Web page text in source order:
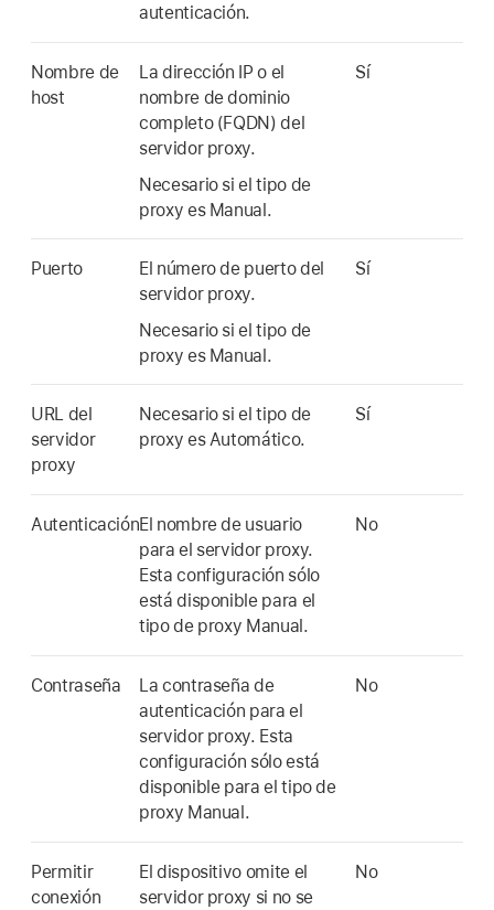
autenticación.
Nombre de
host
La dirección IP o el
nombre de dominio
completo (FQDN) del
servidor proxy.
Necesario si el tipo de
proxy es Manual.
Sí
Puerto
El número de puerto del
servidor proxy.
Necesario si el tipo de
proxy es Manual.
Sí
URL del
servidor
proxy
Necesario si el tipo de
proxy es Automático.
Sí
AutenticaciónEl nombre de usuario
para el servidor proxy.
Esta configuración sólo
está disponible para el
tipo de proxy Manual.
No
Contraseña
La contraseña de
autenticación para el
servidor proxy. Esta
configuración sólo está
disponible para el tipo de
proxy Manual.
No
Permitir
conexión
El dispositivo omite el
servidor proxy si no se
No